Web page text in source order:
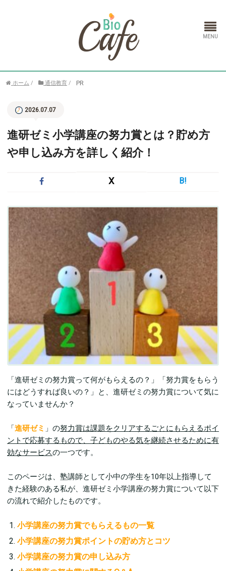
ホーム / 通信教育 / PR
2026.07.07
進研ゼミ小学講座の努力賞とは？貯め方
や申し込み方を詳しく紹介！
X B!
「進研ゼミの努力賞って何がもらえるの？」「努力賞をもらう
にはどうすれば良いの？」と、進研ゼミの努力賞について気に
なっていませんか？
「進研ゼミ 」の努力賞は課題をクリアするごとにもらえるポイ
ントで応募するもので、子どものやる気を継続させるために有
効なサービスの一つです。
このページは、塾講師として小中の学生を10年以上指導して
きた経験のある私が、進研ゼミ小学講座の努力賞について以下
の流れで紹介したものです。
小学講座の努力賞でもらえるもの一覧
小学講座の努力賞ポイントの貯め方とコツ
小学講座の努力賞の申し込み方